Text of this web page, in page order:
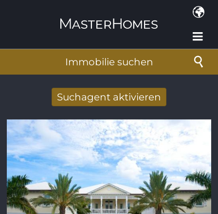
Immobilie suchen
Suchagent aktivieren
E-Mail-Adresse*